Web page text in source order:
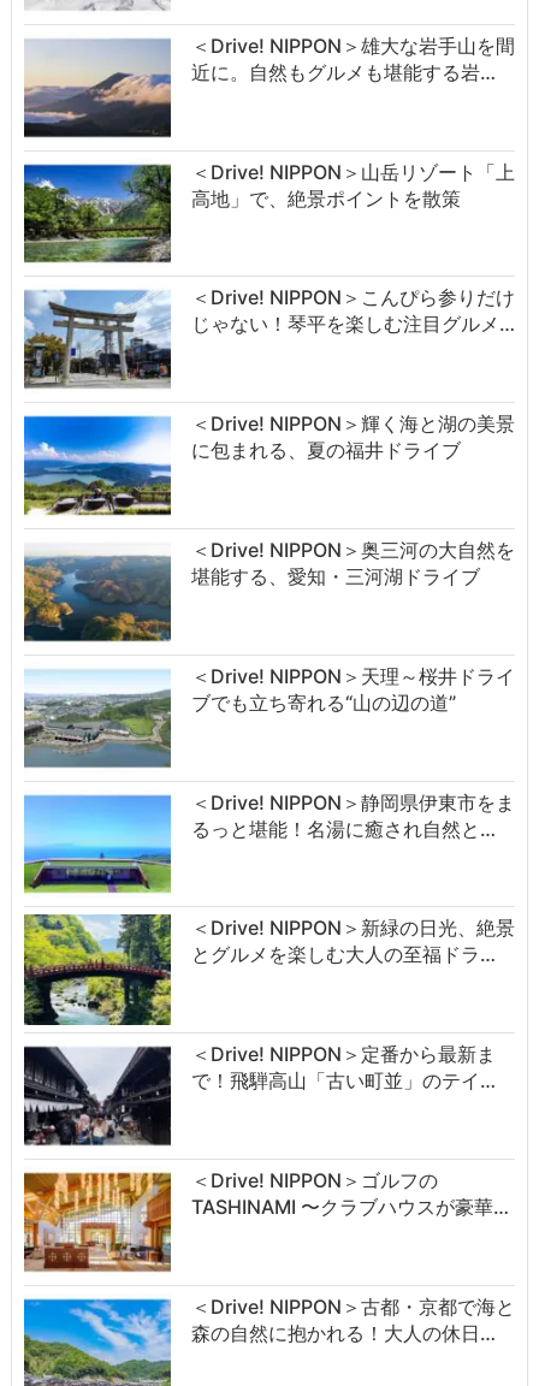
＜Drive! NIPPON＞雄大な岩手山を間
近に。自然もグルメも堪能する岩…
＜Drive! NIPPON＞山岳リゾート「上
高地」で、絶景ポイントを散策
＜Drive! NIPPON＞こんぴら参りだけ
じゃない！琴平を楽しむ注目グルメ…
＜Drive! NIPPON＞輝く海と湖の美景
に包まれる、夏の福井ドライブ
＜Drive! NIPPON＞奥三河の大自然を
堪能する、愛知・三河湖ドライブ
＜Drive! NIPPON＞天理～桜井ドライ
ブでも立ち寄れる“山の辺の道”
＜Drive! NIPPON＞静岡県伊東市をま
るっと堪能！名湯に癒され自然と…
＜Drive! NIPPON＞新緑の日光、絶景
とグルメを楽しむ大人の至福ドラ…
＜Drive! NIPPON＞定番から最新ま
で！飛騨高山「古い町並」のテイ…
＜Drive! NIPPON＞ゴルフの
TASHINAMI 〜クラブハウスが豪華…
＜Drive! NIPPON＞古都・京都で海と
森の自然に抱かれる！大人の休日…